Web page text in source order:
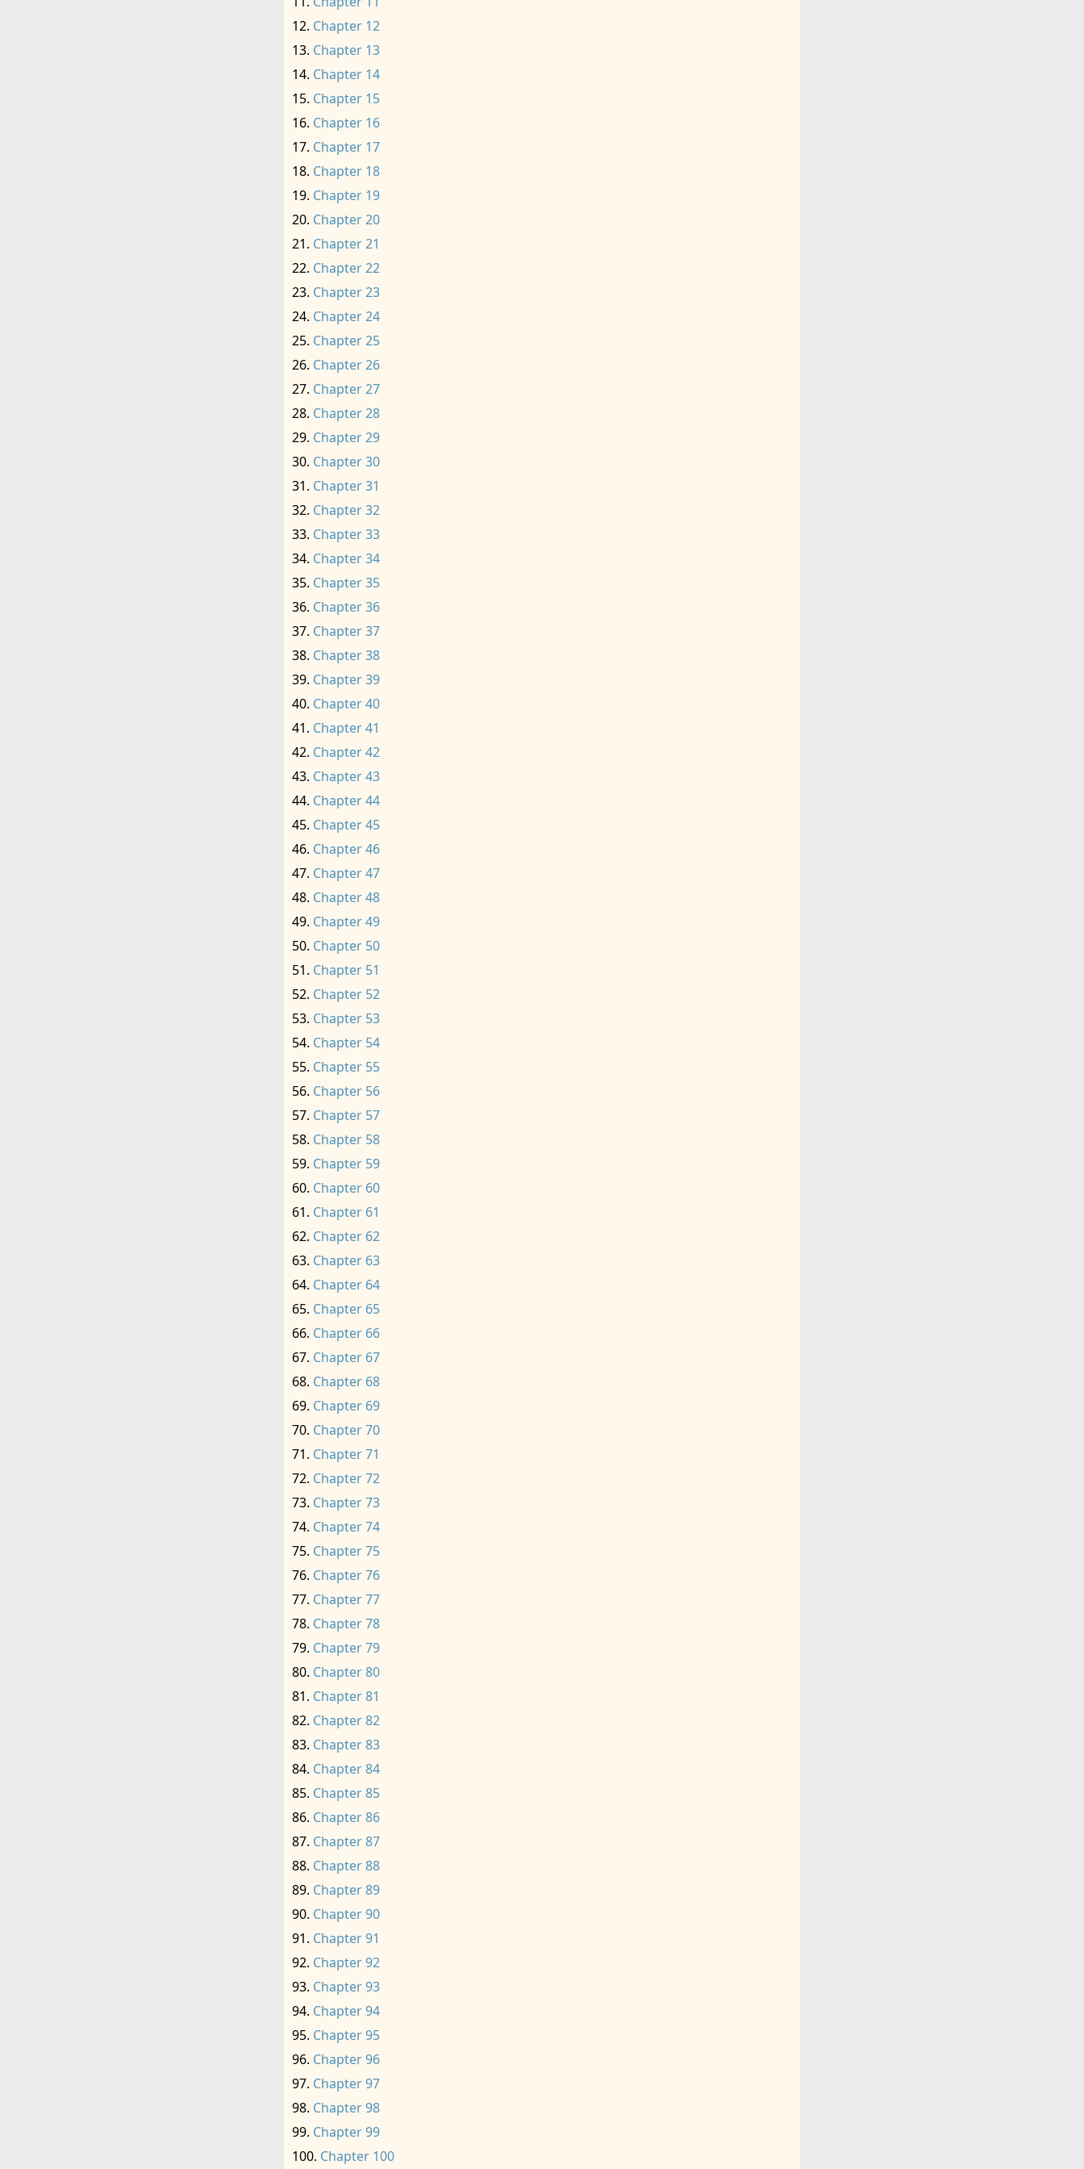
Chapter 12
Chapter 13
Chapter 14
Chapter 15
Chapter 16
Chapter 17
Chapter 18
Chapter 19
Chapter 20
Chapter 21
Chapter 22
Chapter 23
Chapter 24
Chapter 25
Chapter 26
Chapter 27
Chapter 28
Chapter 29
Chapter 30
Chapter 31
Chapter 32
Chapter 33
Chapter 34
Chapter 35
Chapter 36
Chapter 37
Chapter 38
Chapter 39
Chapter 40
Chapter 41
Chapter 42
Chapter 43
Chapter 44
Chapter 45
Chapter 46
Chapter 47
Chapter 48
Chapter 49
Chapter 50
Chapter 51
Chapter 52
Chapter 53
Chapter 54
Chapter 55
Chapter 56
Chapter 57
Chapter 58
Chapter 59
Chapter 60
Chapter 61
Chapter 62
Chapter 63
Chapter 64
Chapter 65
Chapter 66
Chapter 67
Chapter 68
Chapter 69
Chapter 70
Chapter 71
Chapter 72
Chapter 73
Chapter 74
Chapter 75
Chapter 76
Chapter 77
Chapter 78
Chapter 79
Chapter 80
Chapter 81
Chapter 82
Chapter 83
Chapter 84
Chapter 85
Chapter 86
Chapter 87
Chapter 88
Chapter 89
Chapter 90
Chapter 91
Chapter 92
Chapter 93
Chapter 94
Chapter 95
Chapter 96
Chapter 97
Chapter 98
Chapter 99
Chapter 100